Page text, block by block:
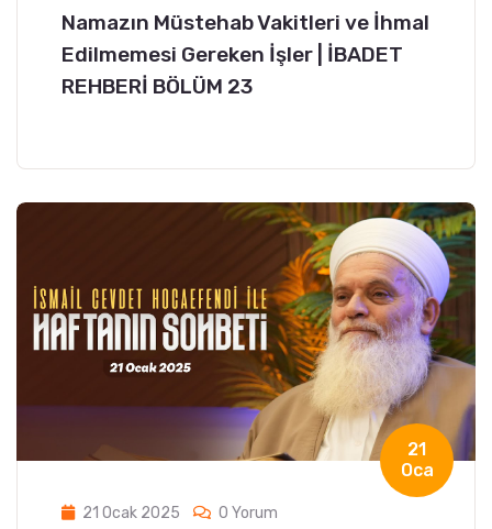
Namazın Müstehab Vakitleri ve İhmal
Edilmemesi Gereken İşler | İBADET
REHBERİ BÖLÜM 23
21
Oca
21 Ocak 2025 0 Yorum